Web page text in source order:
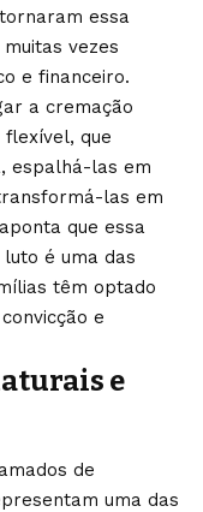
essa
vezes
e financeiro.
a cremação
flexível, que
espalhá-las em
las em
que essa
é uma das
têm optado
e
e
de
uma das